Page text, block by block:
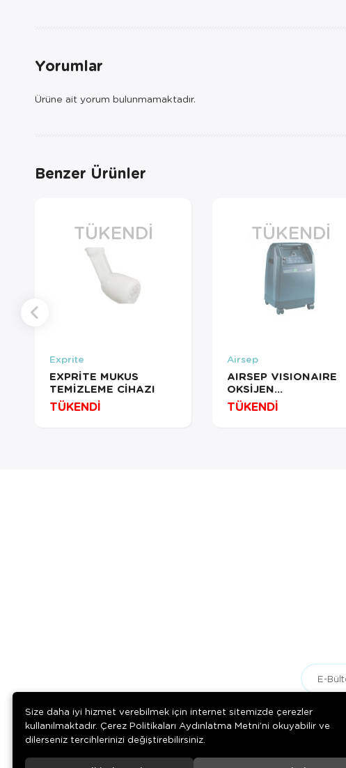
Yorumlar
Ürüne ait yorum bulunmamaktadır.
Benzer Ürünler
TÜKENDI
Exprite
EXPRİTE MUKUS
TEMİZLEME CİHAZI
TÜKENDİ
TÜKENDI
Airsep
AIRSEP VISIONAIRE
OKSİJEN
YOĞUNLAŞTIRICI
OKSİJEN
TÜKENDİ
Size daha iyi hizmet verebilmek için internet sitemizde çerezler
kullanılmaktadır. Çerez Politikaları Aydınlatma Metni’ni okuyabilir ve
dilerseniz tercihlerinizi değiştirebilirsiniz.